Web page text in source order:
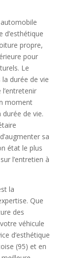
d’esthétique
propre,
pour
Le
durée de vie
moment
de vie.
sa
état le plus
l’entretien à
la
Que
des
véhicule
d’esthétique
(95) et en